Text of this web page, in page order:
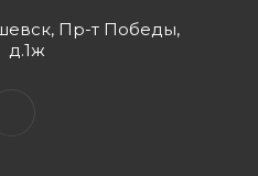
Пр-т Победы,
д.1ж